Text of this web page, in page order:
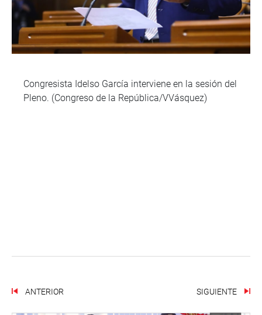
Congresista Idelso García interviene en la sesión del
Pleno. (Congreso de la República/VVásquez)
ANTERIOR SIGUIENTE